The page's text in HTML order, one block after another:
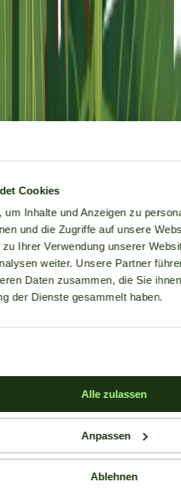
Cookies
Inhalte und Anzeigen zu
und die Zugriffe auf unsere
Ihrer Verwendung unserer
weiter. Unsere Partner
Daten zusammen, die Sie
der Dienste gesammelt haben.
Alle zulassen
Anpassen
Ablehnen